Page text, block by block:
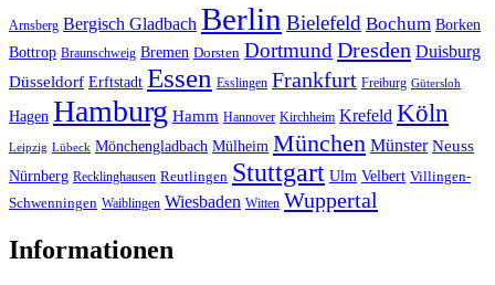
Arnsberg Bergisch Gladbach Berlin Bielefeld Bochum Borken
Bottrop Braunschweig Bremen Dorsten DortmundDresden Duisburg
Düsseldorf Erftstadt Essen Esslingen Frankfurt Freiburg Gütersloh
Hagen Hamburg Hamm Hannover Kirchheim Krefeld Köln
Leipzig Lübeck Mönchengladbach Mülheim München Münster Neuss
Nürnberg Recklinghausen Reutlingen Stuttgart Ulm Velbert Villingen-
Schwenningen Waiblingen Wiesbaden Witten Wuppertal
Informationen